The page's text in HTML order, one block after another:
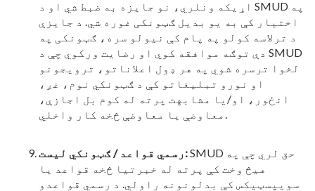
اړیکه ونلري، نو جایزه به ضبط شي او د SMUD په
اختیار کې به یو بدیل ګټونکی غوره شي. د جایزې
د ترلاسه کولو په پام کې نیولو سره، ګټونکی په
دې توګه موافقه کوي او رضایت ورکوي چې د SMUD
لخوا ترسره شوي په هر ډول اعلاناتو، ترویجونو
او نورو تبلیغاتو کې د ګټونکي نوم، غږ،
انځور، او/یا مشابهت پرته له کوم بل اجازې،
معاوضې یا معاوضې څخه کار واخلي.
رسمي قواعد / ګټونکي لیست:SMUD حق لري چې په
هیڅ وخت کې پرته له خبرتیا څخه قواعد یا
سویپسټیکس کې بدلونونه راولي. د رسمي قواعدو